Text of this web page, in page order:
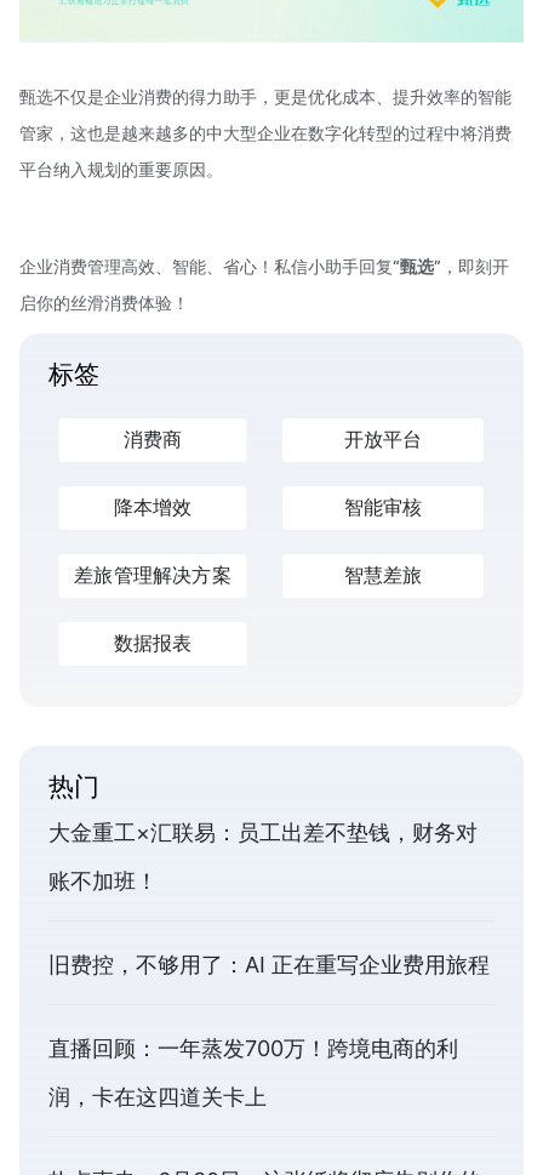
甄选不仅是企业消费的得力助手，更是优化成本、提升效率的智能
管家，这也是越来越多的中大型企业在数字化转型的过程中将消费
平台纳入规划的重要原因。
企业消费管理高效、智能、省心！私信小助手回复“甄选” ，即刻开
启你的丝滑消费体验！
标签
消费商 开放平台
降本增效 智能审核
差旅管理解决方案 智慧差旅
数据报表
热门
大金重工×汇联易：员工出差不垫钱，财务对
账不加班！
旧费控，不够用了：AI 正在重写企业费用旅程
直播回顾：一年蒸发700万！跨境电商的利
润，卡在这四道关卡上